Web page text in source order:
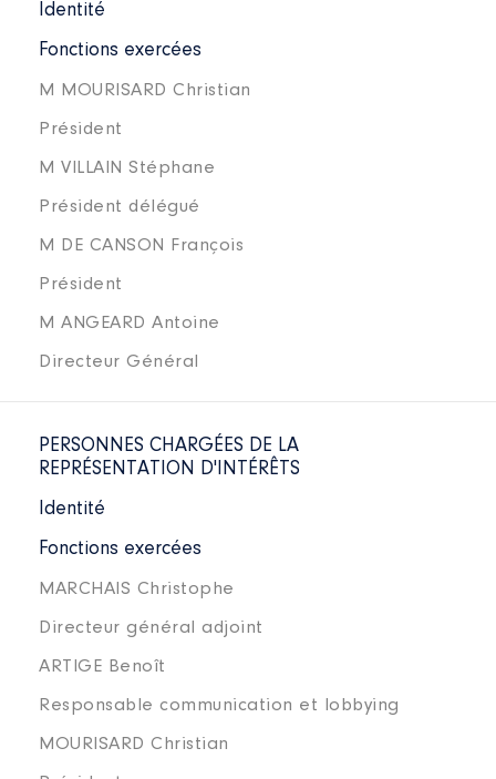
Identité
Fonctions exercées
M MOURISARD Christian
Président
M VILLAIN Stéphane
Président délégué
M DE CANSON François
Président
M ANGEARD Antoine
Directeur Général
PERSONNES CHARGÉES DE LA
REPRÉSENTATION D'INTÉRÊTS
Identité
Fonctions exercées
MARCHAIS Christophe
Directeur général adjoint
ARTIGE Benoît
Responsable communication et lobbying
MOURISARD Christian